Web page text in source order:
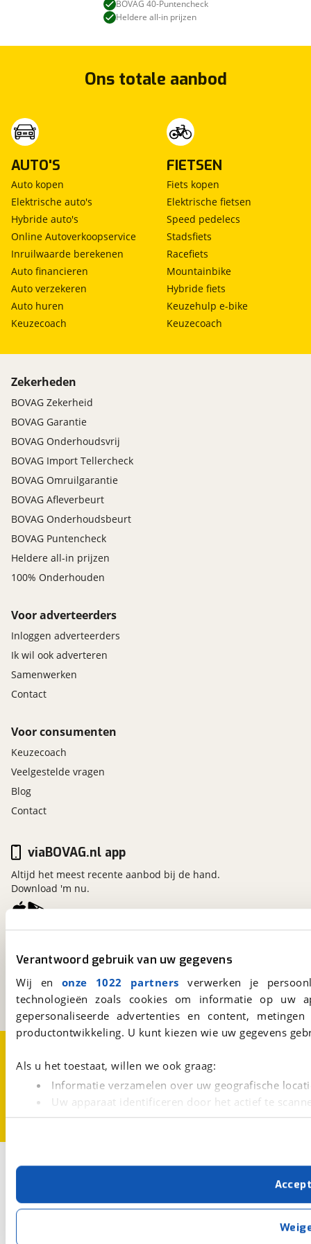
Verantwoord gebruik van uw gegevens
Wij en onze 1022 partners verwerken je
technologieën zoals cookies om informatie op
gepersonaliseerde advertenties en content,
productontwikkeling. U kunt kiezen wie uw gegevens
Als u het toestaat, willen we ook graag:
Informatie verzamelen over uw geografische
Uw apparaat identificeren door het actief te
Lees meer over hoe uw persoonlijke gegevens worden
Met cookies en vergelijkbare technieken zorgen we
cookies zorgen ervoor dat de website goed werkt.
verbeteren. We tonen je graag relevante advertenties
buiten onze website volgt – uiteraard op
. Als je weigert, plaatsen we alleen
viaBOVAG.nl verwerkt je persoonsgegevens
om je aanvraag zo goed mogelijk bij de
aanbieder te brengen. Lees hier meer over in
privacyverklaring
Kan je ons nog meer vertellen? (optioneel)
Stuur mijn bevinding door
BOVAG 40-Puntencheck
Heldere all-in prijzen
Ons totale aanbod
AUTO'S
Auto kopen
Elektrische auto's
Hybride auto's
Online Autoverkoopservice
Inruilwaarde berekenen
Auto financieren
Auto verzekeren
Auto huren
Keuzecoach
FIETSEN
Fiets kopen
Elektrische fietsen
Speed pedelecs
Stadsfiets
Racefiets
Mountainbike
Hybride fiets
Keuzehulp e-bike
Keuzecoach
Zekerheden
BOVAG Zekerheid
BOVAG Garantie
BOVAG Onderhoudsvrij
BOVAG Import Tellercheck
BOVAG Omruilgarantie
BOVAG Afleverbeurt
BOVAG Onderhoudsbeurt
BOVAG Puntencheck
Heldere all-in prijzen
100% Onderhouden
Voor adverteerders
Inloggen adverteerders
Ik wil ook adverteren
Samenwerken
Contact
Voor consumenten
Keuzecoach
Veelgestelde vragen
Blog
Contact
Kosterijland15
Een initiatief van
BOVAG
viaBOVAG.nl app
Altijd het meest recente aanbod bij de hand.
Download 'm nu.
Cookievoorkeuren
Vacatures